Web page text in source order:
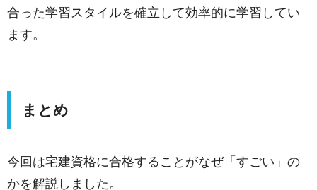
合った学習スタイルを確立して効率的に学習してい
ます。
まとめ
今回は宅建資格に合格することがなぜ「すごい」の
かを解説しました。